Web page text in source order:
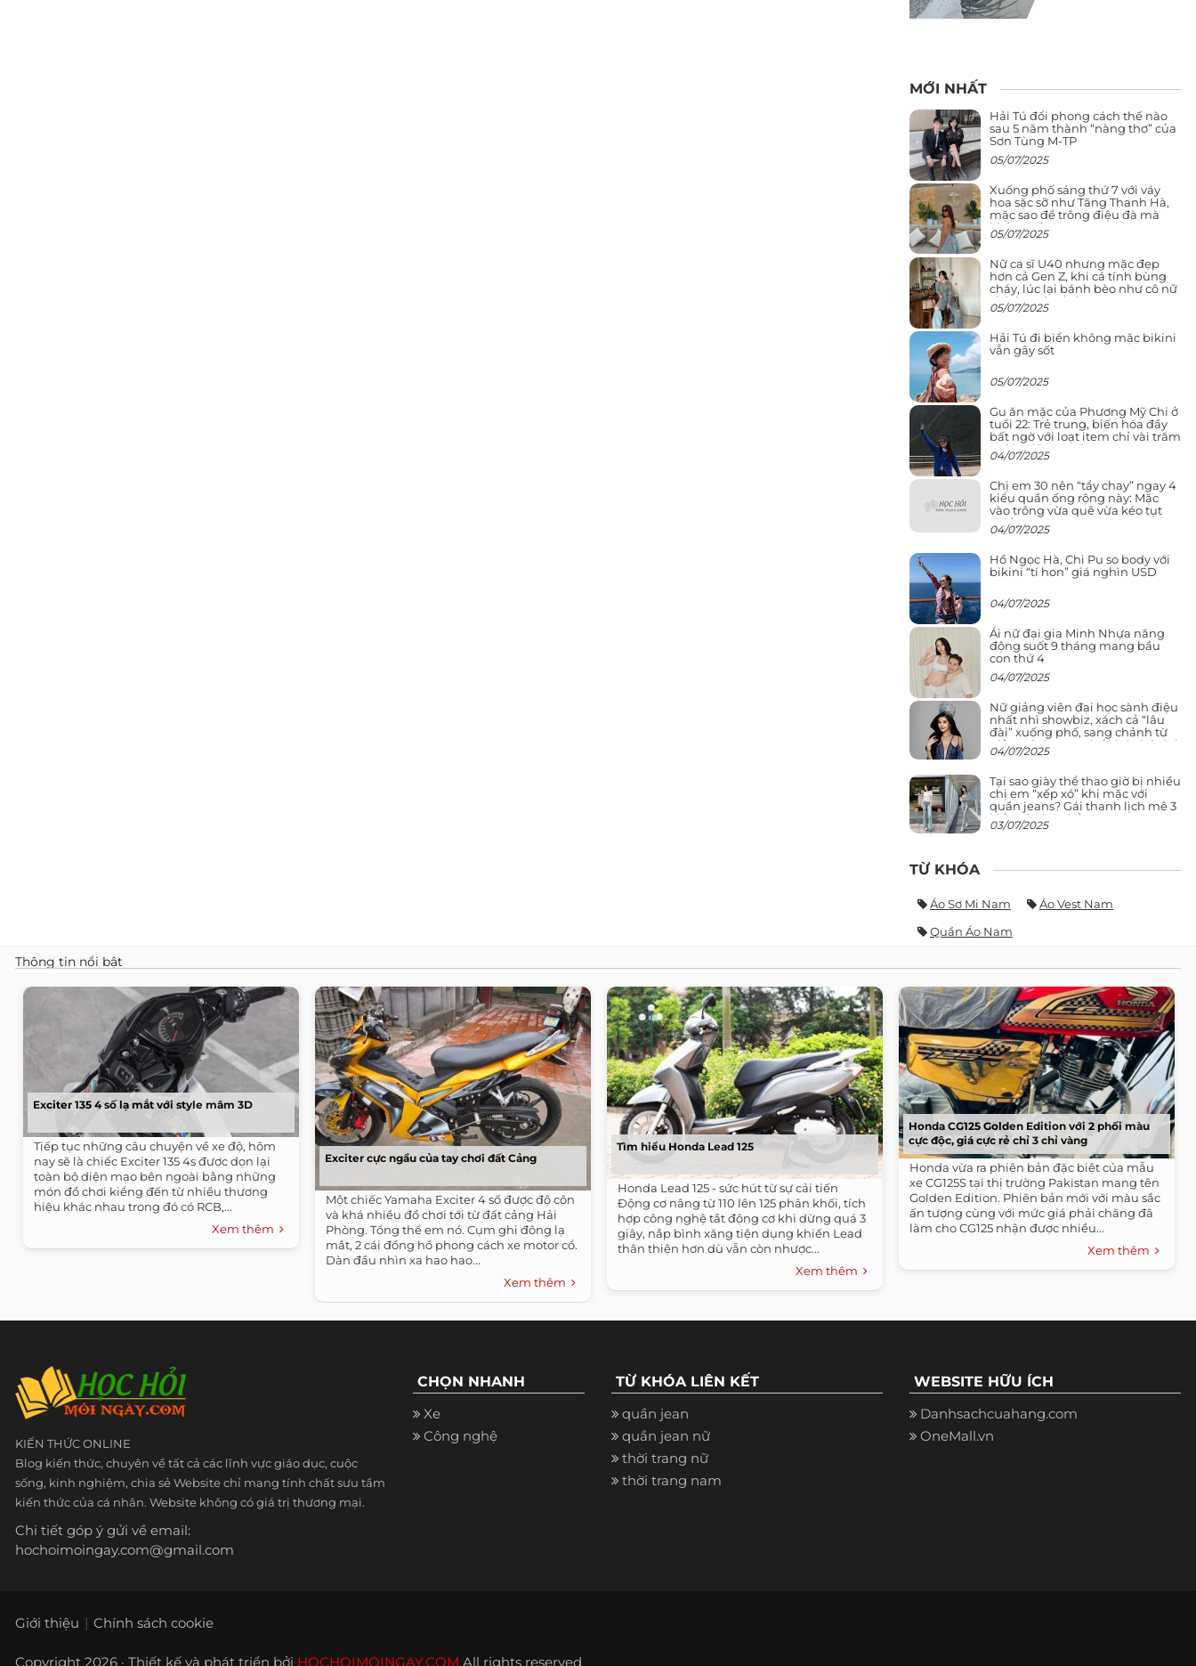
MỚI NHẤT
Hải Tú đổi phong cách thế nào
sau 5 năm thành “nàng thơ” của
Sơn Tùng M-TP
05/07/2025
Xuống phố sáng thứ 7 với váy
hoa sặc sỡ như Tăng Thanh Hà,
mặc sao để trông điệu đà mà
không sến
05/07/2025
Nữ ca sĩ U40 nhưng mặc đẹp
hơn cả Gen Z, khi cá tính bùng
cháy, lúc lại bánh bèo như cô nữ
chính ngôn tình
05/07/2025
Hải Tú đi biển không mặc bikini
vẫn gây sốt
05/07/2025
Gu ăn mặc của Phương Mỹ Chi ở
tuổi 22: Trẻ trung, biến hóa đầy
bất ngờ với loạt item chỉ vài trăm
nghìn đã mua được
04/07/2025
Chị em 30 nên “tẩy chay” ngay 4
kiểu quần ống rộng này: Mặc
vào trông vừa quê vừa kéo tụt
chiều cao
04/07/2025
Hồ Ngọc Hà, Chi Pu so body với
bikini “tí hon” giá nghìn USD
04/07/2025
Ái nữ đại gia Minh Nhựa năng
động suốt 9 tháng mang bầu
con thứ 4
04/07/2025
Nữ giảng viên đại học sành điệu
nhất nhì showbiz, xách cả “lâu
đài” xuống phố, sang chảnh từ
giảng đường ra phố khó ai đọ lại
04/07/2025
Tại sao giày thể thao giờ bị nhiều
chị em “xếp xó” khi mặc với
quần jeans? Gái thanh lịch mê 3
kiểu này hơn hẳn
03/07/2025
TỪ KHÓA
Áo Sơ Mi Nam
Áo Vest Nam
Quần Áo Nam
Thông tin nổi bật
Exciter 135 4 số lạ mắt với style mâm 3D
Tiếp tục những câu chuyện về xe độ, hôm
nay sẽ là chiếc Exciter 135 4s được dọn lại
toàn bộ diện mạo bên ngoài bằng những
món đồ chơi kiểng đến từ nhiều thương
hiệu khác nhau trong đó có RCB,...
Xem thêm
Exciter cực ngầu của tay chơi đất Cảng
Một chiếc Yamaha Exciter 4 số được độ côn
và khá nhiều đồ chơi tới từ đất cảng Hải
Phòng. Tổng thể em nó. Cụm ghi đông lạ
mắt, 2 cái đồng hồ phong cách xe motor cổ.
Dàn đầu nhìn xa hao hao...
Xem thêm
Tìm hiểu Honda Lead 125
Honda Lead 125 - sức hút từ sự cải tiến
Động cơ nâng từ 110 lên 125 phân khối, tích
hợp công nghệ tắt động cơ khi dừng quá 3
giây, nắp bình xăng tiện dụng khiến Lead
thân thiện hơn dù vẫn còn nhược...
Xem thêm
Honda CG125 Golden Edition với 2 phối màu
cực độc, giá cực rẻ chỉ 3 chỉ vàng
Honda vừa ra phiên bản đặc biệt của mẫu
xe CG125S tại thị trường Pakistan mang tên
Golden Edition. Phiên bản mới với màu sắc
ấn tượng cùng với mức giá phải chăng đã
làm cho CG125 nhận được nhiều...
Xem thêm
KIẾN THỨC ONLINE
Blog kiến thức, chuyên về tất cả các lĩnh vực giáo dục, cuộc
sống, kinh nghiệm, chia sẻ Website chỉ mang tính chất sưu tầm
kiến thức của cá nhân. Website không có giá trị thương mại.
Chi tiết góp ý gửi về email:
hochoimoingay.com@gmail.com
CHỌN NHANH
Xe
Công nghệ
TỪ KHÓA LIÊN KẾT
quần jean
quần jean nữ
thời trang nữ
thời trang nam
WEBSITE HỮU ÍCH
Danhsachcuahang.com
OneMall.vn
Giới thiệu Chính sách cookie
Copyright 2026 · Thiết kế và phát triển bởi HOCHOIMOINGAY.COM All rights reserved